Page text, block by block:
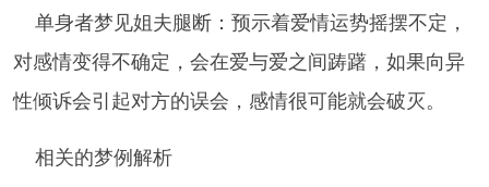
单身者梦见姐夫腿断：预示着爱情运势摇摆不定，
对感情变得不确定，会在爱与爱之间踌躇，如果向异
性倾诉会引起对方的误会，感情很可能就会破灭。
相关的梦例解析